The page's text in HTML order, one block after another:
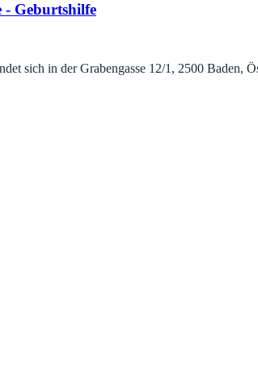
Geburtshilfe
in der Grabengasse 12/1, 2500 Baden,